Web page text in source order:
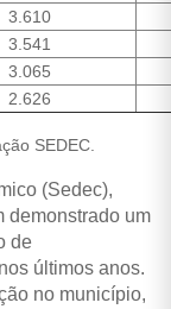
3.610
3.541
3.065
2.626
SEDEC.
(Sedec),
demonstrado um
de
últimos anos.
no município,